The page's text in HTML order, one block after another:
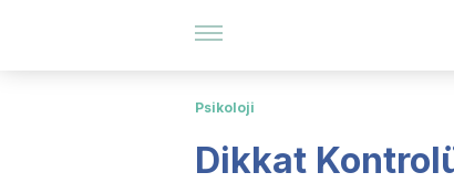
Psikoloji
Dikkat